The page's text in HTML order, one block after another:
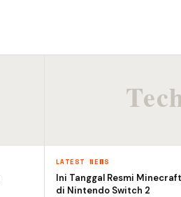
LATEST NEWS
Ini Tanggal Resmi
di Nintendo Switch 2